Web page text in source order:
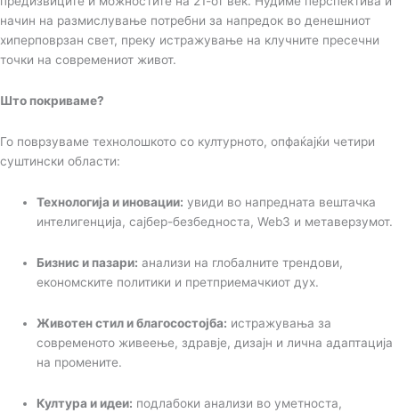
начин на размислување потребни за напредок во денешниот
хиперповрзан свет, преку истражување на клучните пресечни
точки на современиот живот.
Што покриваме?
Го поврзуваме технолошкото со културното, опфаќајќи четири
суштински области:
Технологија и иновации: увиди во напредната вештачка
интелигенција, сајбер-безбедноста, Web3 и метаверзумот.
Бизнис и пазари: анализи на глобалните трендови,
економските политики и претприемачкиот дух.
Животен стил и благосостојба: истражувања за
современото живеење, здравје, дизајн и лична адаптација
на промените.
Култура и идеи: подлабоки анализи во уметноста,